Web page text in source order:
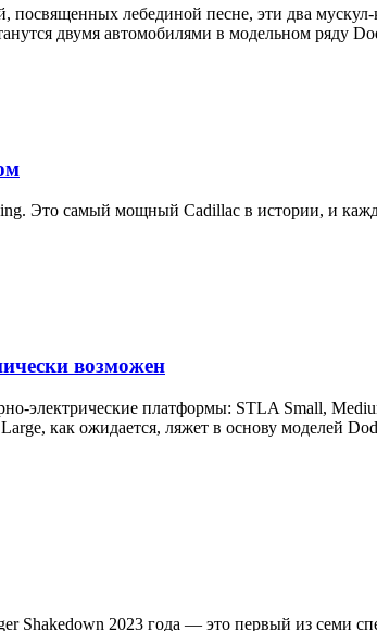
лебединой песне, эти два
двумя автомобилями в модельном ряду
Это самый мощный Cadillac в истории, и
возможен
электрические платформы: STLA Small,
как ожидается, ляжет в основу моделей
Shakedown 2023 года — это первый из семи